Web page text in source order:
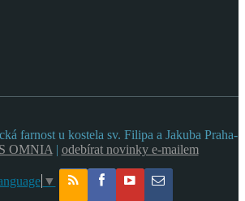
farnost u kostela sv. Filipa a Jakuba Praha-
OMNIA | odebírat novinky e-mailem
▼